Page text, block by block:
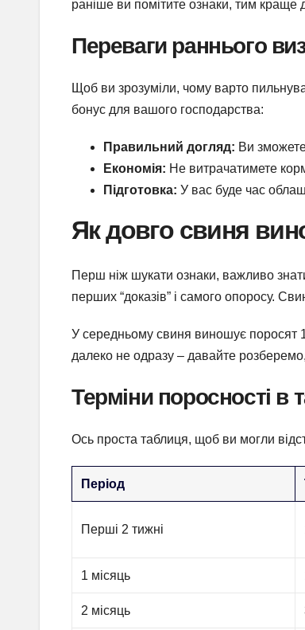
раніше ви помітите ознаки, тим краще
Переваги раннього
Щоб ви зрозуміли, чому варто
бонус для вашого господарства:
Правильний догляд: Ви
Економія: Не витрачатимете
Підготовка: У вас буде час
Як довго свиня
Перш ніж шукати ознаки, важливо
перших “доказів” і самого опоросу.
У середньому свиня виношує поросят
далеко не одразу – давайте
Терміни поросності в
Ось проста таблиця, щоб ви могли
Період
Перші 2 тижні
1 місяць
2 місяць